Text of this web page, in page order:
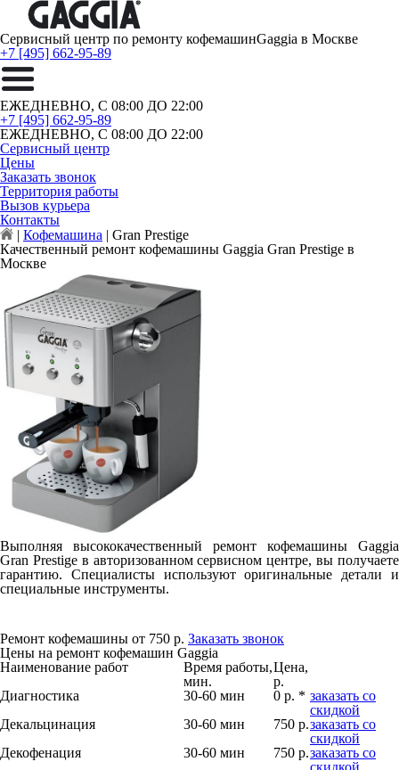
Сервисный центр по ремонту кофемашинGaggia в Москве
+7 [495] 662-95-89
ЕЖЕДНЕВНО, С 08:00 ДО 22:00
+7 [495] 662-95-89
ЕЖЕДНЕВНО, С 08:00 ДО 22:00
Сервисный центр
Цены
Заказать звонок
Территория работы
Вызов курьера
Контакты
| Кофемашина | Gran Prestige
Качественный ремонт кофемашины Gaggia Gran Prestige в
Москве
Выполняя высококачественный ремонт кофемашины Gaggia
Gran Prestige в авторизованном сервисном центре, вы получаете
гарантию. Специалисты используют оригинальные детали и
специальные инструменты.
Ремонт кофемашины от 750 р. Заказать звонок
Цены на ремонт кофемашин Gaggia
Наименование работ
Время работы,
мин.
Цена,
р.
Диагностика
30-60 мин 0 р. * заказать со
скидкой
Декальцинация
30-60 мин 750 р.заказать со
скидкой
Декофенация
30-60 мин 750 р.заказать со